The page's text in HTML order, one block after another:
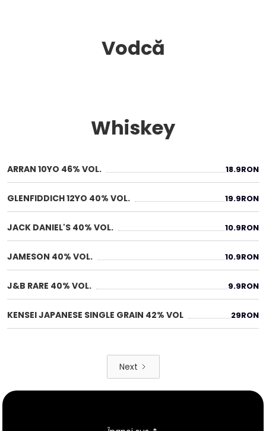
Vodcă
Whiskey
ARRAN 10YO 46% VOL. 18.9RON
GLENFIDDICH 12YO 40% VOL. 19.9RON
JACK DANIEL'S 40% VOL. 10.9RON
JAMESON 40% VOL. 10.9RON
J&B RARE 40% VOL. 9.9RON
KENSEI JAPANESE SINGLE GRAIN 42% VOL 29RON
Next